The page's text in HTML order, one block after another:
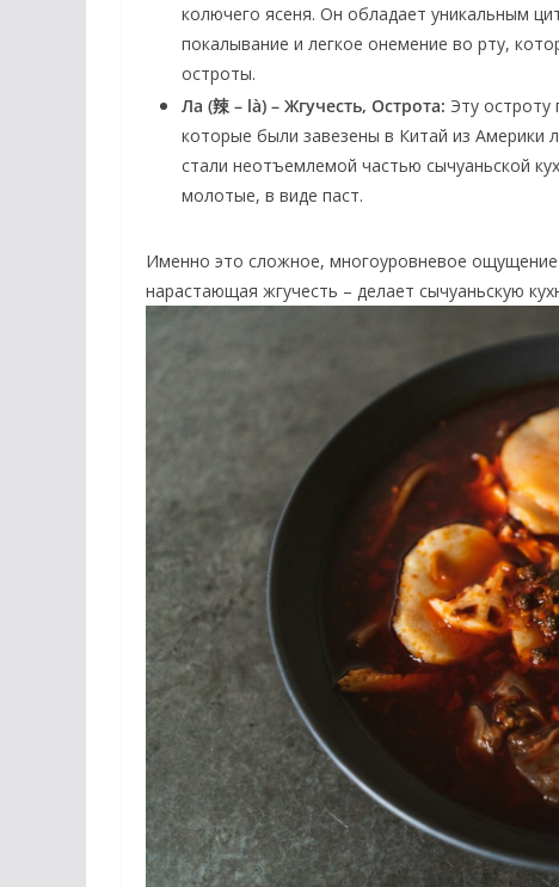
колючего ясеня. Он обладает уникальным
покалывание и легкое онемение во рту,
остроты.
Ла (辣 – là) – Жгучесть, Острота: Эту
которые были завезены в Китай из Америки
стали неотъемлемой частью сычуаньской
молотые, в виде паст.
Именно это сложное, многоуровневое ощущение
нарастающая жгучесть – делает сычуаньскую